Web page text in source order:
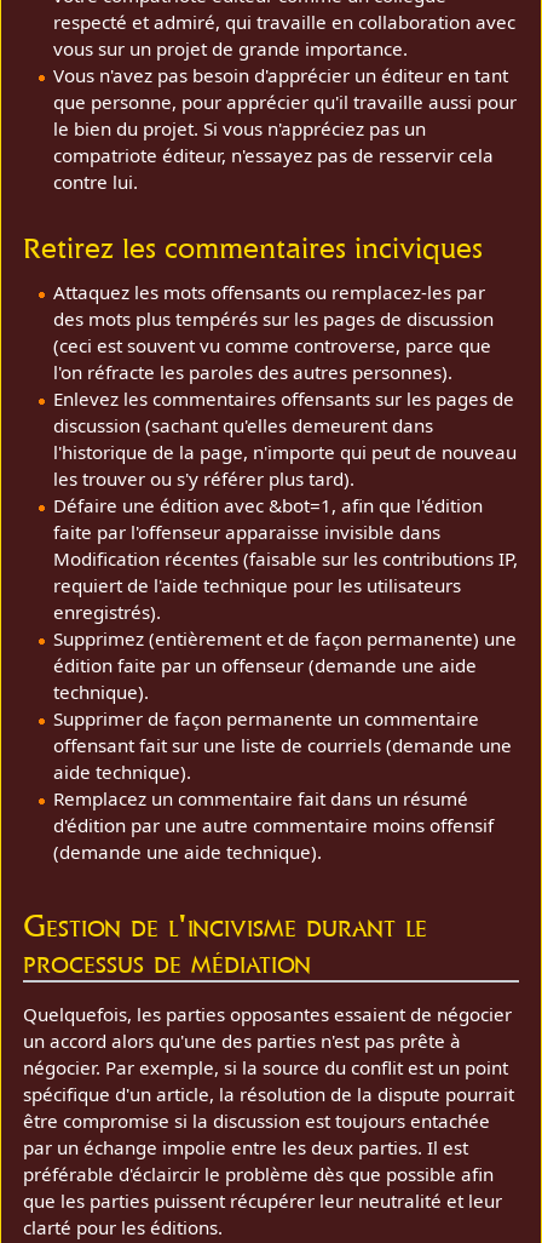
respecté et admiré, qui travaille en collaboration avec
vous sur un projet de grande importance.
Vous n'avez pas besoin d'apprécier un éditeur en tant
que personne, pour apprécier qu'il travaille aussi pour
le bien du projet. Si vous n'appréciez pas un
compatriote éditeur, n'essayez pas de resservir cela
contre lui.
Retirez les commentaires inciviques
Attaquez les mots offensants ou remplacez-les par
des mots plus tempérés sur les pages de discussion
(ceci est souvent vu comme controverse, parce que
l'on réfracte les paroles des autres personnes).
Enlevez les commentaires offensants sur les pages de
discussion (sachant qu'elles demeurent dans
l'historique de la page, n'importe qui peut de nouveau
les trouver ou s'y référer plus tard).
Défaire une édition avec &bot=1, afin que l'édition
faite par l'offenseur apparaisse invisible dans
Modification récentes (faisable sur les contributions IP,
requiert de l'aide technique pour les utilisateurs
enregistrés).
Supprimez (entièrement et de façon permanente) une
édition faite par un offenseur (demande une aide
technique).
Supprimer de façon permanente un commentaire
offensant fait sur une liste de courriels (demande une
aide technique).
Remplacez un commentaire fait dans un résumé
d'édition par une autre commentaire moins offensif
(demande une aide technique).
Gestion de l'incivisme durant le
processus de médiation
Quelquefois, les parties opposantes essaient de négocier
un accord alors qu'une des parties n'est pas prête à
négocier. Par exemple, si la source du conflit est un point
spécifique d'un article, la résolution de la dispute pourrait
être compromise si la discussion est toujours entachée
par un échange impolie entre les deux parties. Il est
préférable d'éclaircir le problème dès que possible afin
que les parties puissent récupérer leur neutralité et leur
clarté pour les éditions.